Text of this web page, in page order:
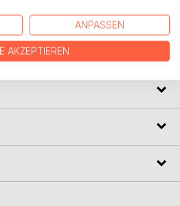
da nicht der Fremde, mit dem sie
der Straße gerettet hat und der
dem Kopf geht.
ANPASSEN
AKZEPTIEREN